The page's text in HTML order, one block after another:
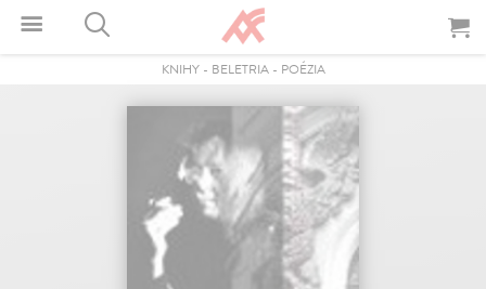
KNIHY- BELETRIA- POÉZIA